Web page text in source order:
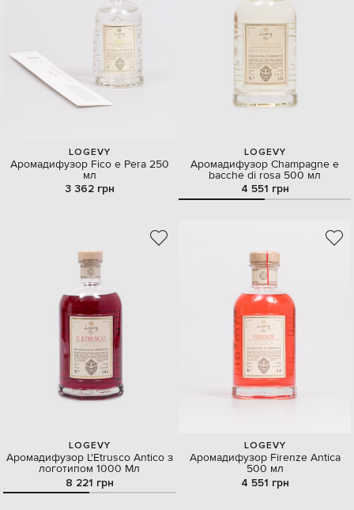
LOGEVY
Аромадифузор Fico e Pera 250
мл
3 362 грн
LOGEVY
Аромадифузор Champagne e
bacche di rosa 500 мл
4 551 грн
LOGEVY
Аромадифузор L'Etrusco Antico з
логотипом 1000 Мл
8 221 грн
LOGEVY
Аромадифузор Firenze Antica
500 мл
4 551 грн